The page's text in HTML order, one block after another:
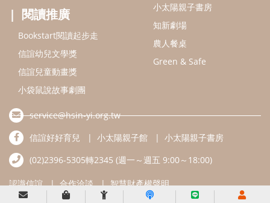
閱讀推廣
Bookstart閱讀起步走
信誼幼兒文學獎
信誼兒童動畫獎
小袋鼠說故事劇團
小太陽親子書房
知新劇場
農人餐桌
Green & Safe
service@hsin-yi.org.tw
信誼好好育兒
小太陽親子館
小太陽親子書房
(02)2396-5305轉2345 (週一～週五 9:00～18:00)
認識信誼 合作洽談 智慧財產權聲明